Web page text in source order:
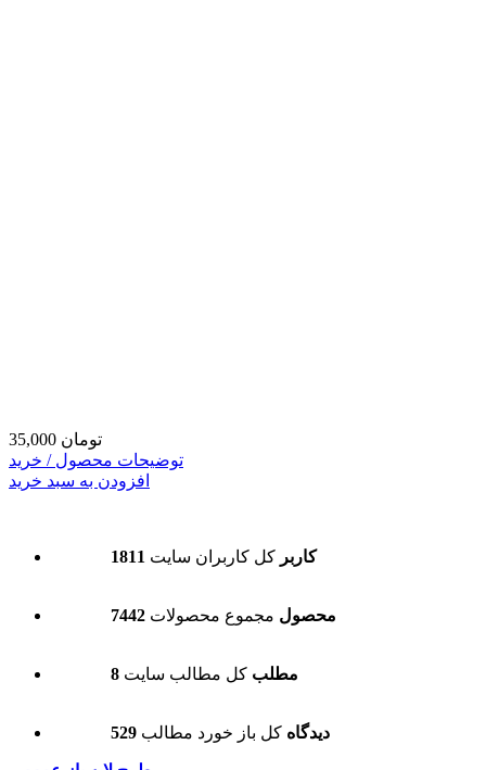
35,000 تومان
توضیحات محصول / خرید
افزودن به سبد خرید
1811 کاربر کل کاربران سایت
7442 محصول مجموع محصولات
8 مطلب کل مطالب سایت
529 دیدگاه کل باز خورد مطالب